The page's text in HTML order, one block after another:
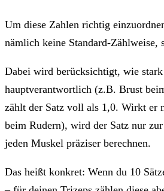
Um diese Zahlen richtig
nämlich keine Standard-Zählweise,
Dabei wird berücksichtigt, wie
hauptverantwortlich (z.B. Brust
zählt der Satz voll als 1,0. Wirkt er
beim Rudern), wird der Satz nur
jeden Muskel präziser berechnen.
Das heißt konkret: Wenn du 10